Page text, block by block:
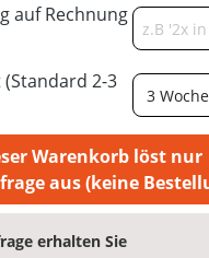
auf Rechnung
2-3
Warenkorb löst nur
aus (keine
erhalten Sie